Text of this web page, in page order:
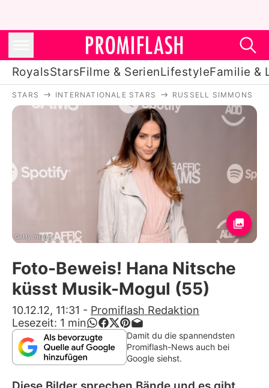
RoyalsStarsFilme & SerienLifestyleFamilie &
Royals
Stars
Filme & Serien
Lifestyle
Familie & Liebe
Promiflash Exklusiv
Alle Themen auf Promiflash
App runterladen
Team
Redaktionelle Richtlinien
STARS INTERNATIONALE STARS RUSSELL SIMMONS
Getty Images
Foto-Beweis! Hana Nitsche
küsst Musik-Mogul (55)
10.12.12, 11:31 - Promiflash Redaktion
Lesezeit: 1 min
Damit du die spannendsten
Promiflash-News auch bei
Google siehst.